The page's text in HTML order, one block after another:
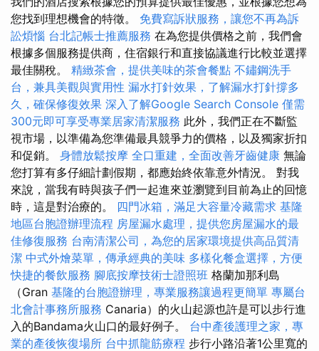
您找到理想機會的特徵。 免費寫訴狀服務，讓您不再為訴
訟煩惱 台北記帳士推薦服務 在為您提供價格之前，我們會
根據多個服務提供商，住宿銀行和直接協議進行比較並選擇
最佳關稅。 精緻茶會，提供美味的茶會餐點 不鏽鋼洗手
台，兼具美觀與實用性 漏水打針效果，了解漏水打針撐多
久，確保修復效果 深入了解Google Search Console 僅需
300元即可享受專業居家清潔服務 此外，我們正在不斷監
視市場，以準備為您準備最具競爭力的價格，以及獨家折扣
和促銷。 身體放鬆按摩 全口重建，全面改善牙齒健康 無論
您打算有多仔細計劃假期，都應始終依靠意外情況。 對我
來說，當我有時與孩子們一起進來並瀏覽到目前為止的回憶
時，這是對治療的。 四門冰箱，滿足大容量冷藏需求 基隆
地區台胞證辦理流程 房屋漏水處理，提供您房屋漏水的最
佳修復服務 台南清潔公司，為您的居家環境提供高品質清
潔 中式外燴菜單，傳承經典的美味 多樣化餐盒選擇，方便
快捷的餐飲服務 腳底按摩技術士證照班 格蘭加那利島
（Gran 基隆的台胞證辦理，專業服務讓過程更簡單 專屬台
北會計事務所服務 Canaria）的火山起源也許是可以步行進
入的Bandama火山口的最好例子。 台中產後護理之家，專
業的產後恢復場所 台中抓龍筋療程 步行小路沿著1公里寬的